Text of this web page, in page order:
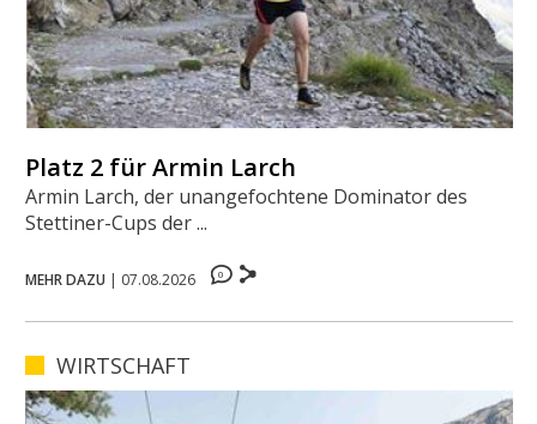
Platz 2 für Armin Larch
Armin Larch, der unangefochtene Dominator des
Stettiner-Cups der ...
MEHR DAZU | 07.08.2026 0
WIRTSCHAFT